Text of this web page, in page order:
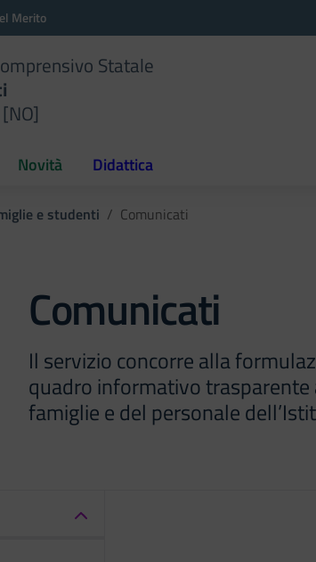
Merito
Statale
Novità Didattica
e studenti Comunicati
Comunicati
Il servizio concorre alla
quadro informativo trasparente
famiglie e del personale